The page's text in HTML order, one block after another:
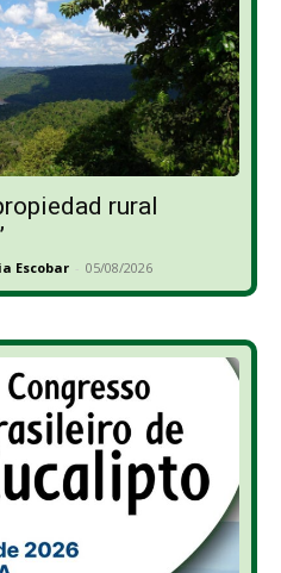
rural
Escobar - 05/08/2026